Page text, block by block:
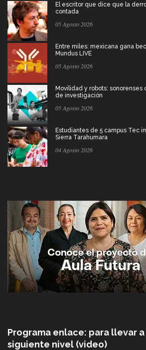
El escritor que dice que la
contada
05 Agosto 2026
Entre miles: mexicana gana
Mundus LIVE
05 Agosto 2026
Movilidad y robots: sonorenses
de investigación
05 Agosto 2026
Estudiantes de 5 campus Tec
Sierra Tarahumara
04 Agosto 2026
Programa enlace: para llevar
siguiente nivel (video)